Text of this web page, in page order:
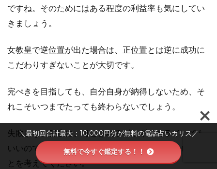
ですね。そのためにはある程度の利益率も気にしてい
きましょう。
女教皇で逆位置が出た場合は、正位置とは逆に成功に
こだわりすぎないことが大切です。
完ぺきを目指しても、自分自身が納得しないため、そ
れこそいつまでたっても終わらないでしょう。
失敗しない程度に、可とされるギリギリのラインでも
いいので、とにかく、失敗でなく仕事を完成させるこ
とを考えてください。
＼最初回合計最大：10,000円分が無料の電話占いカリス／
無料で今すぐ鑑定する！！